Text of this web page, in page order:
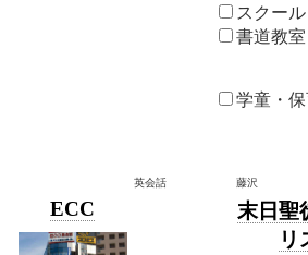
スクール
書道教室
学童・
英会話
ECC
藤沢
末日聖
リ